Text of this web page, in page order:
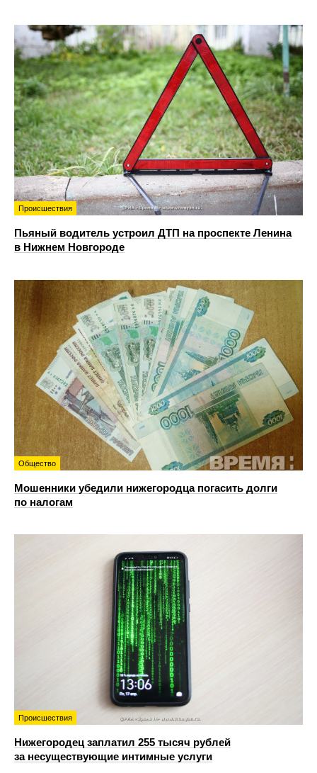
Происшествия
Пьяный водитель устроил ДТП на проспекте Ленина
в Нижнем Новгороде
Общество
Мошенники убедили нижегородца погасить долги
по налогам
Происшествия
Нижегородец заплатил 255 тысяч рублей
за несуществующие интимные услуги